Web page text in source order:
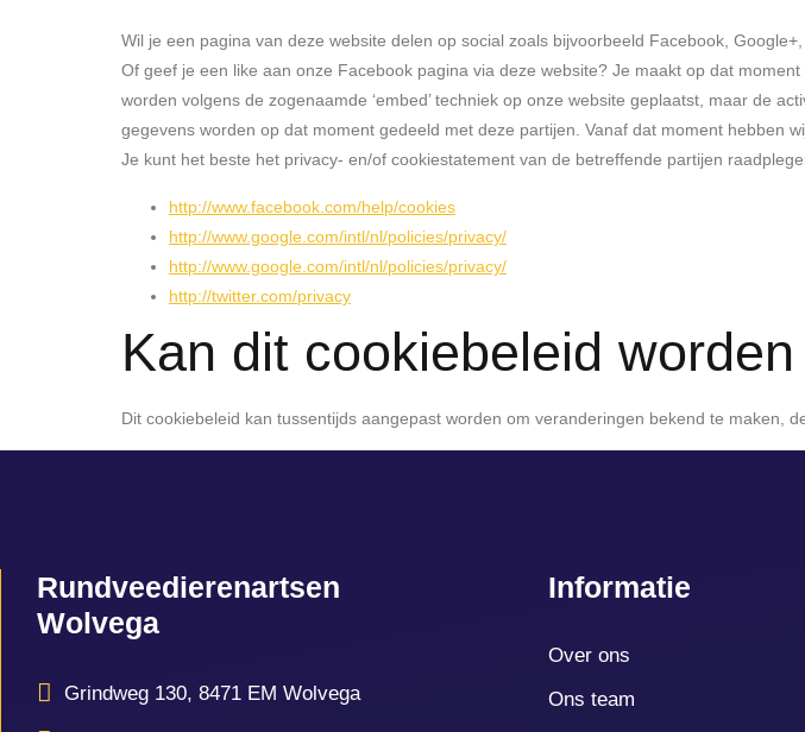
Wil je een pagina van deze website delen op social zoals bijvoorbeeld Facebook,
Of geef je een like aan onze Facebook pagina via deze website? Je maakt op dat
worden volgens de zogenaamde ‘embed’ techniek op onze website geplaatst, maar de
gegevens worden op dat moment gedeeld met deze partijen. Vanaf dat moment hebben
Je kunt het beste het privacy- en/of cookiestatement van de betreffende partijen
http://www.facebook.com/help/cookies
http://www.google.com/intl/nl/policies/privacy/
http://www.google.com/intl/nl/policies/privacy/
http://twitter.com/privacy
Kan dit cookiebeleid
Dit cookiebeleid kan tussentijds aangepast worden om veranderingen bekend te maken,
Rundveedierenartsen
Wolvega
Grindweg 130, 8471 EM Wolvega
Informatie
Over ons
Ons team